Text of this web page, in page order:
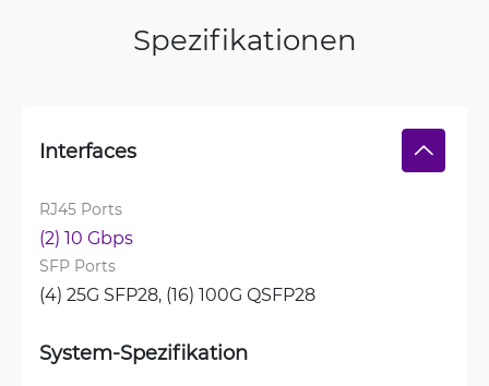
Spezifikationen
Interfaces
RJ45 Ports
(2) 10 Gbps
SFP Ports
(4) 25G SFP28, (16) 100G QSFP28
System-Spezifikation